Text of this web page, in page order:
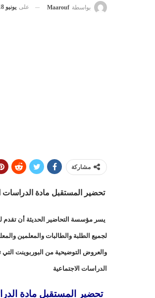
بواسطة Maarouf على يونيو 18, 2021
مشاركة
تحضير المستقبل مادة الدراسات
يسر مؤسسة التحاضير الحديثة أن تقدم
لجميع الطلبة والطالبات والمعلمين
والعروض التوضيحية من البوربوينت
الدراسات الاجتماعية